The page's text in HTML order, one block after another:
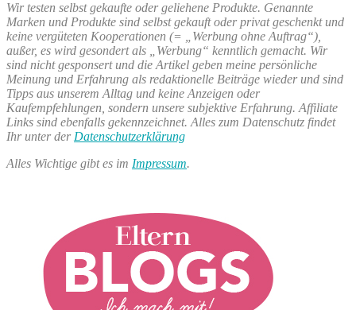
Wir testen selbst gekaufte oder geliehene Produkte. Genannte
Marken und Produkte sind selbst gekauft oder privat geschenkt und
keine vergüteten Kooperationen (= „Werbung ohne Auftrag“),
außer, es wird gesondert als „Werbung“ kenntlich gemacht. Wir
sind nicht gesponsert und die Artikel geben meine persönliche
Meinung und Erfahrung als redaktionelle Beiträge wieder und sind
Tipps aus unserem Alltag und keine Anzeigen oder
Kaufempfehlungen, sondern unsere subjektive Erfahrung. Affiliate
Links sind ebenfalls gekennzeichnet. Alles zum Datenschutz findet
Ihr unter der Datenschutzerklärung
Alles Wichtige gibt es im Impressum.